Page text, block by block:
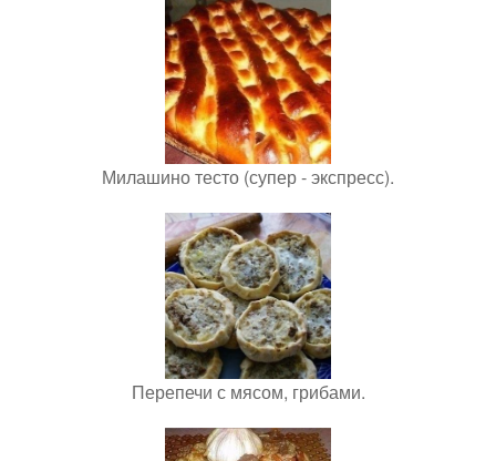
Милашино тесто (супер - экспресс).
Перепечи с мясом, грибами.